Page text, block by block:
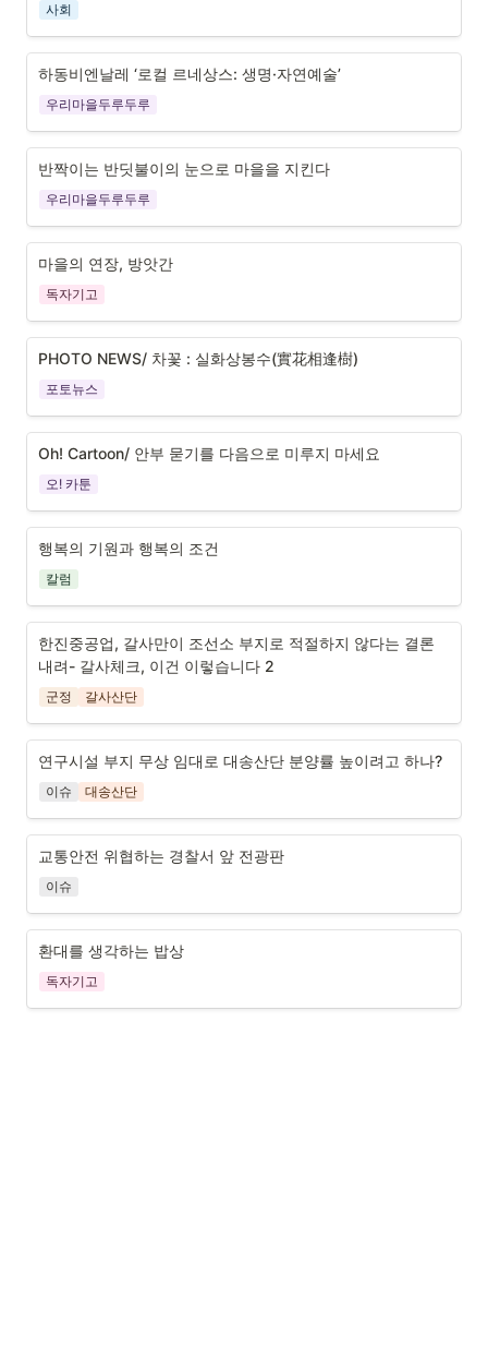
사회
하동비엔날레 ‘로컬 르네상스: 생명·자연예술’
우리마을두루두루
반짝이는 반딧불이의 눈으로 마을을 지킨다
우리마을두루두루
마을의 연장, 방앗간
독자기고
PHOTO NEWS/ 차꽃 : 실화상봉수(實花相逢樹)
포토뉴스
Oh! Cartoon/ 안부 묻기를 다음으로 미루지 마세요
오! 카툰
행복의 기원과 행복의 조건
칼럼
한진중공업, 갈사만이 조선소 부지로 적절하지 않다는 결론
내려- 갈사체크, 이건 이렇습니다 2
군정 갈사산단
연구시설 부지 무상 임대로 대송산단 분양률 높이려고 하나?
이슈 대송산단
교통안전 위협하는 경찰서 앞 전광판
이슈
환대를 생각하는 밥상
독자기고